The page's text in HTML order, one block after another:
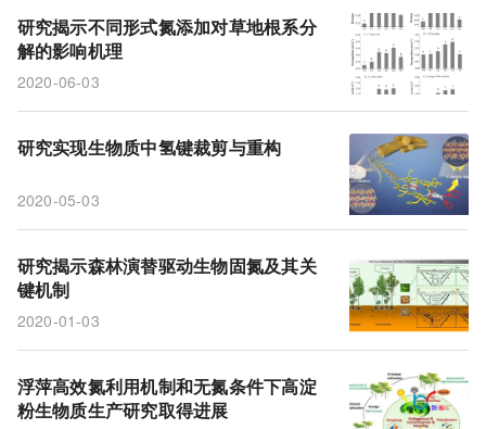
研究揭示不同形式氮添加对草地根系分
解的影响机理
2020-06-03
研究实现生物质中氢键裁剪与重构
2020-05-03
研究揭示森林演替驱动生物固氮及其关
键机制
2020-01-03
浮萍高效氮利用机制和无氮条件下高淀
粉生物质生产研究取得进展